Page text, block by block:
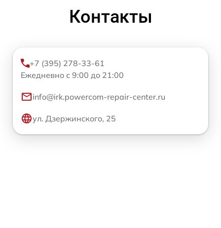
Контакты
+7 (395) 278-33-61
Ежедневно с 9:00 до 21:00
info@irk.powercom-repair-center.ru
ул. Дзержинского, 25